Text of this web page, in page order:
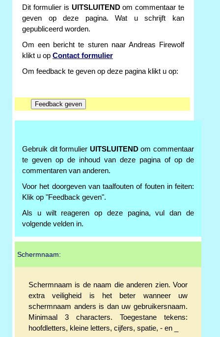
Dit formulier is UITSLUITENDom commentaar te
geven op deze pagina. Wat u schrijft kan
gepubliceerd worden.
Om een bericht te sturen naar Andreas Firewolf
klikt u op Contact formulier
Om feedback te geven op deze pagina klikt u op:
Gebruik dit formulier UITSLUITENDom commentaar
te geven op de inhoud van deze pagina of op de
commentaren van anderen.
Voor het doorgeven van taalfouten of fouten in feiten:
Klik op "Feedback geven".
Als u wilt reageren op deze pagina, vul dan de
volgende velden in.
Schermnaam:
Schermnaam is de naam die anderen zien. Voor
extra veiligheid is het beter wanneer uw
schermnaam anders is dan uw gebruikersnaam.
Minimaal 3 characters. Toegestane tekens:
hoofdletters, kleine letters, cijfers, spatie, - en _